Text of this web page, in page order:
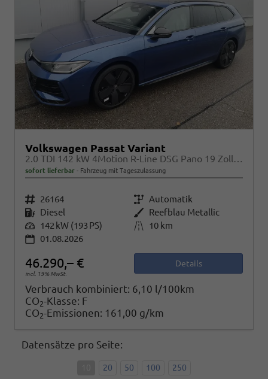
Volkswagen Passat Variant
2.0 TDI 142 kW 4Motion R-Line DSG Pano 19 Zoll Head Up AHK Navi
sofort lieferbar Fahrzeug mit Tageszulassung
Fahrzeugnr. 26164 Getriebe Automatik
Kraftstoff Diesel Außenfarbe Reefblau Metallic
Leistung 142 kW (193 PS) Kilometerstand
10 km
01.08.2026
46.290,– €
incl. 19% MwSt.
Details
Verbrauch kombiniert: 6,10 l/100km
CO2-Klasse: F
CO2-Emissionen: 161,00 g/km
Datensätze pro Seite:
20 50 100 250